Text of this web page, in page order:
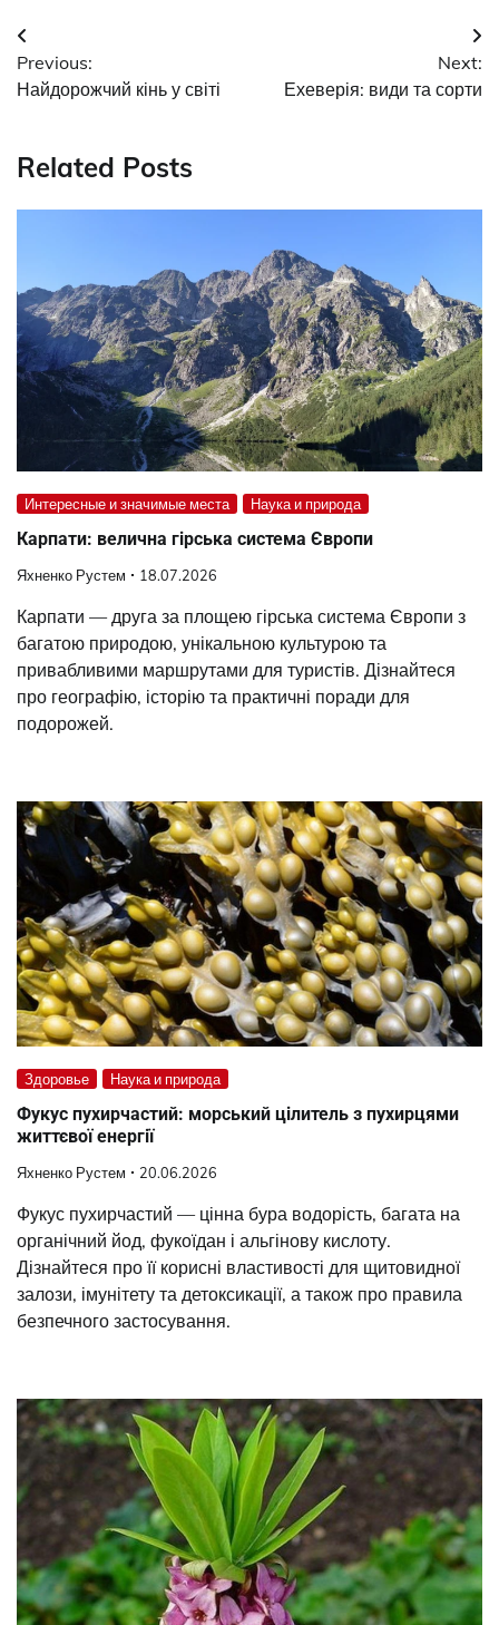
Post
navigation
Previous:
Найдорожчий кінь у світі
Next:
Ехеверія: види та сорти
Related Posts
Интересные и значимые места Наука и природа
Карпати: велична гірська система Європи
Яхненко Рустем 18.07.2026
Карпати — друга за площею гірська система Європи з
багатою природою, унікальною культурою та
привабливими маршрутами для туристів. Дізнайтеся
про географію, історію та практичні поради для
подорожей.
Здоровье Наука и природа
Фукус пухирчастий: морський цілитель з пухирцями
життєвої енергії
Яхненко Рустем 20.06.2026
Фукус пухирчастий — цінна бура водорість, багата на
органічний йод, фукоїдан і альгінову кислоту.
Дізнайтеся про її корисні властивості для щитовидної
залози, імунітету та детоксикації, а також про правила
безпечного застосування.